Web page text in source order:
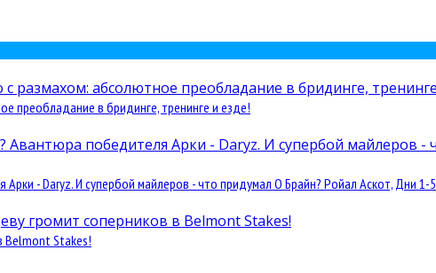
преобладание в бридинге, тренинге и езде!
- Daryz. И супербой майлеров - что придумал О Брайн? Ройал Аскот, Дни 1-5
Belmont Stakes!